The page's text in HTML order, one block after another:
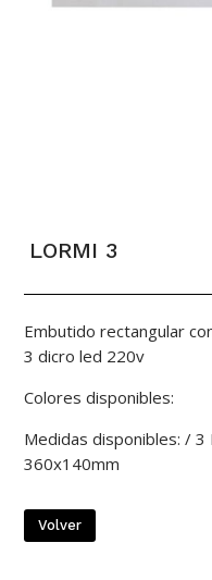
LORMI 3
Embutido rectangular
3 dicro led 220v
Colores disponibles:
Medidas disponibles: / 3
360x140mm
Volver